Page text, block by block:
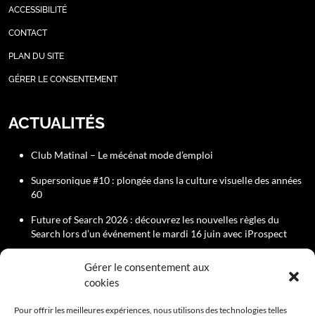
Gérer le consentement aux
cookies
Pour offrir les meilleures expériences, nous utilisons des technologies telles
ACCESSIBILITÉ
CONTACT
PLAN DU SITE
GÉRER LE CONSENTEMENT
ACTUALITÉS
Club Matinal – Le mécénat mode d’emploi
Supersonique #10 : plongée dans la culture visuelle des années
60
Future of Search 2026 : découvrez les nouvelles règles du
Search lors d’un événement le mardi 16 juin avec iProspect
PROCHAIN ÉVÈNEMENT